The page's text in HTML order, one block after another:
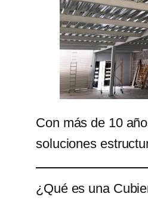
Con más de 10
soluciones
¿Qué es una